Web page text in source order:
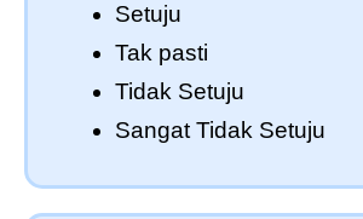
Setuju
Tak pasti
Tidak Setuju
Sangat Tidak Setuju